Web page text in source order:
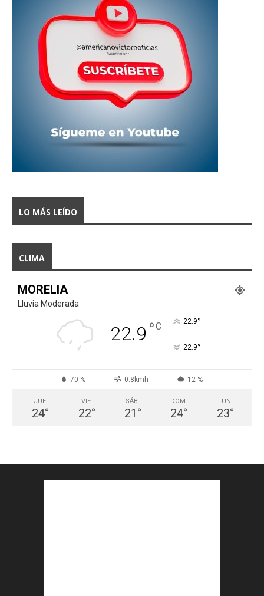
LO MÁS LEÍDO
CLIMA
MORELIA
Lluvia Moderada
22.9 °C 22.9°
22.9°
70 % 0.8kmh 12 %
JUE
24°
VIE
22°
SÁB
21 °
DOM
24°
LUN
23°